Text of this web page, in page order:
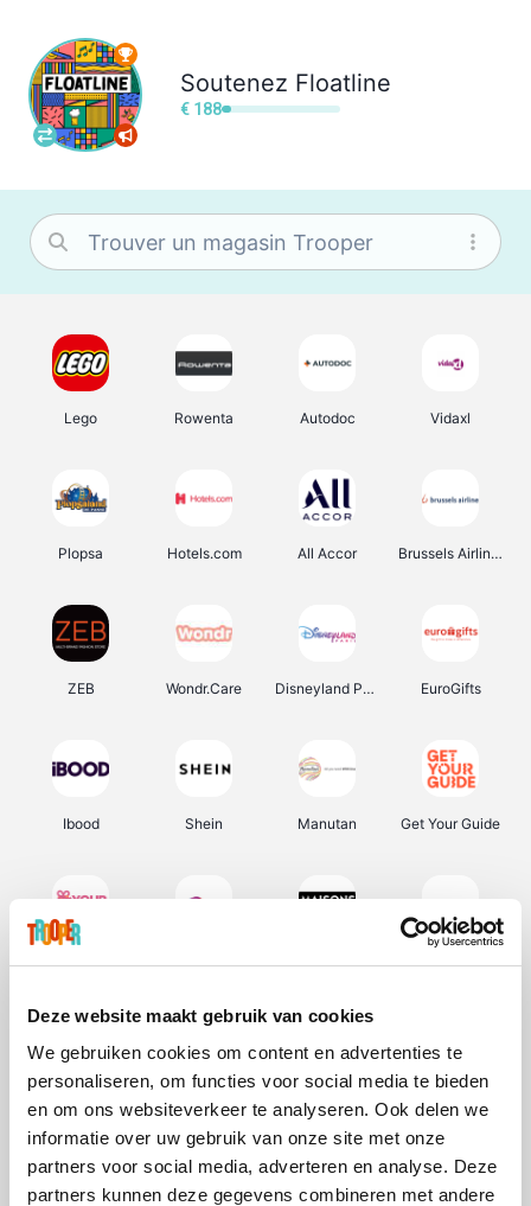
Deze website maakt gebruik van cookies
We gebruiken cookies om content en advertenties te
personaliseren, om functies voor social media te bieden
en om ons websiteverkeer te analyseren. Ook delen we
informatie over uw gebruik van onze site met onze
partners voor social media, adverteren en analyse. Deze
partners kunnen deze gegevens combineren met andere
Soutenez Floatline
€ 188
Lego Rowenta Autodoc Vidaxl
Plopsa Hotels.com All Accor Brussels Airlines
ZEB Wondr.Care Disneyland Paris EuroGifts
Ibood Shein Manutan Get Your Guide